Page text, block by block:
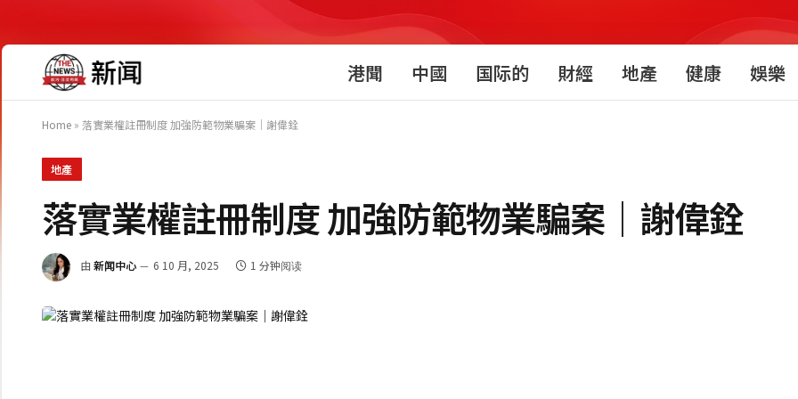
港聞 中國 国际的 財經 地產 健康 娛樂
Home » 落實業權註冊制度 加強防範物業騙案｜謝偉銓
地產
落實業權註冊制度 加強防範物業騙案｜謝偉銓
由 新闻中心 6 10 月, 2025 1 分钟阅读